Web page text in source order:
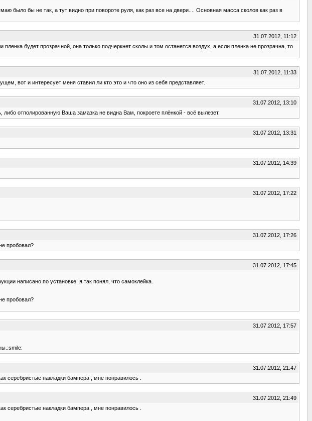
было бы не так, а тут видно при повороте руля, как раз все на двери.... Основная масса сколов как раз в
31.07.2012, 11:12
будет прозрачной, она только подчеркнет сколы и том останется воздух, а если пленка не прозрачна, то
31.07.2012, 11:33
вот и интересует меня ставил ли кто это и что оно из себя представляет.
31.07.2012, 13:10
отполированную Ваша замазка не видна Вам, покроете плёнкой - всё вылезет.
31.07.2012, 13:31
31.07.2012, 14:39
31.07.2012, 17:22
31.07.2012, 17:26
пробовал?
31.07.2012, 17:45
написано по установке, я так понял, что самоклейка.
пробовал?
31.07.2012, 17:57
31.07.2012, 21:47
серебристые накладки бампера , мне понравилось .
31.07.2012, 21:49
серебристые накладки бампера , мне понравилось .